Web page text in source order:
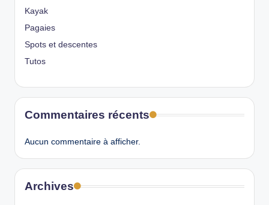
Kayak
Pagaies
Spots et descentes
Tutos
Commentaires récents
Aucun commentaire à afficher.
Archives